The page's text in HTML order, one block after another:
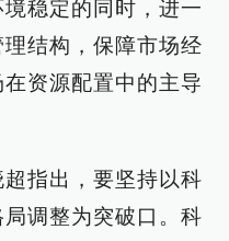
稳定的同时，进一
结构，保障市场经
资源配置中的主导
指出，要坚持以科
调整为突破口。科